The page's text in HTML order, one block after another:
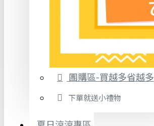
團購區-買越多省越多
下單就送小禮物